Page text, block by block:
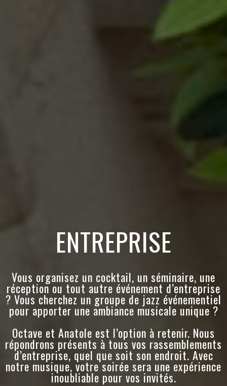
ENTREPRISE
Vous organisez un cocktail, un séminaire, une
réception ou tout autre événement d’entreprise
? Vous cherchez un groupe de jazz événementiel
pour apporter une ambiance musicale unique ?
Octave et Anatole est l’option à retenir. Nous
répondrons présents à tous vos rassemblements
d’entreprise, quel que soit son endroit. Avec
notre musique, votre soirée sera une expérience
inoubliable pour vos invités.